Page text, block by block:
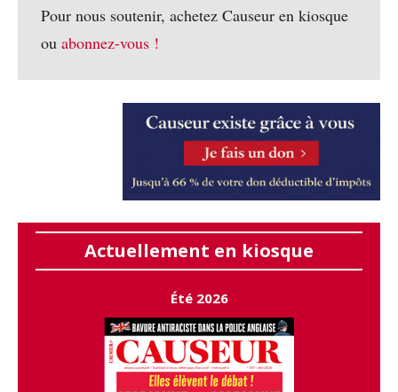
Pour nous soutenir, achetez Causeur en kiosque
ou abonnez-vous !
Actuellement en kiosque
Été 2026